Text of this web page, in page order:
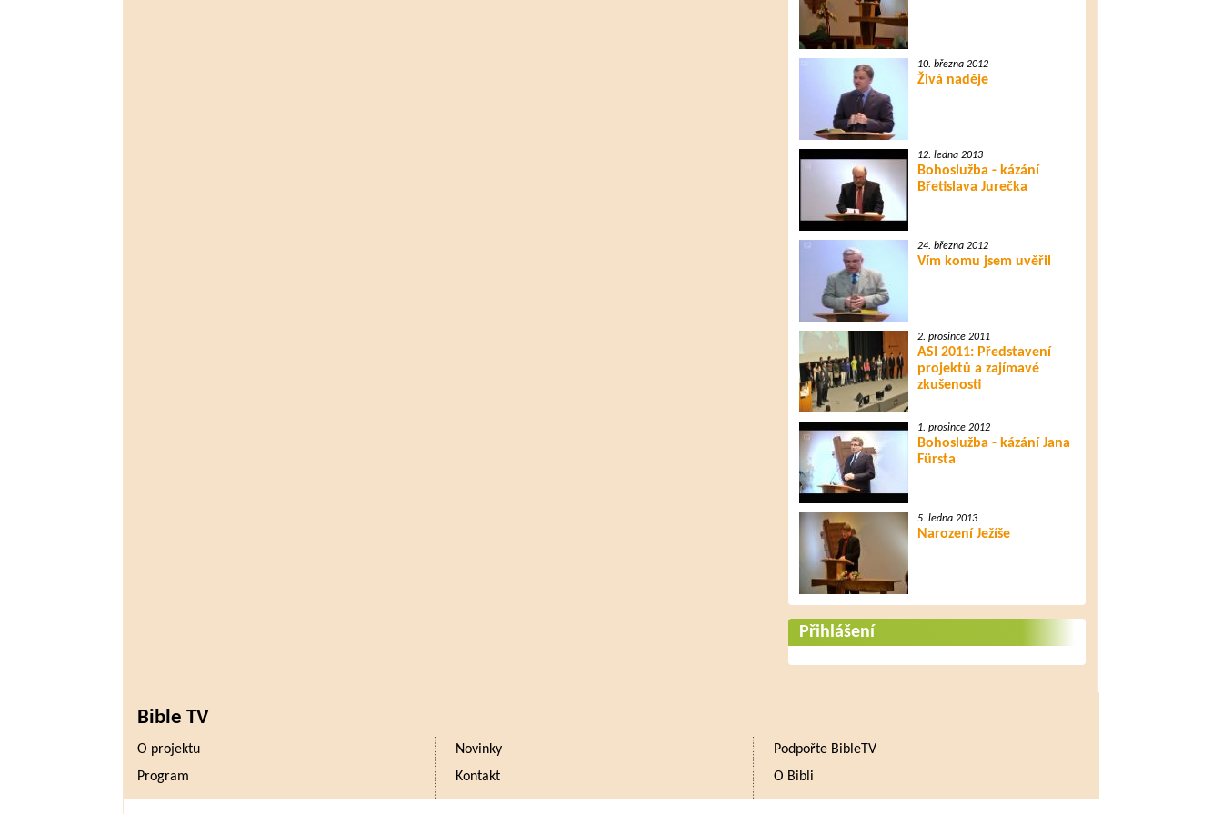
10. března 2012
Živá naděje
12. ledna 2013
Bohoslužba - kázání
Břetislava Jurečka
24. března 2012
Vím komu jsem uvěřil
2. prosince 2011
ASI 2011: Představení
projektů a zajímavé
zkušenosti
1. prosince 2012
Bohoslužba - kázání Jana
Fürsta
5. ledna 2013
Narození Ježíše
Přihlášení
Bible TV
O projektu Novinky
Podpořte BibleTV
Program
Kontakt O Bibli